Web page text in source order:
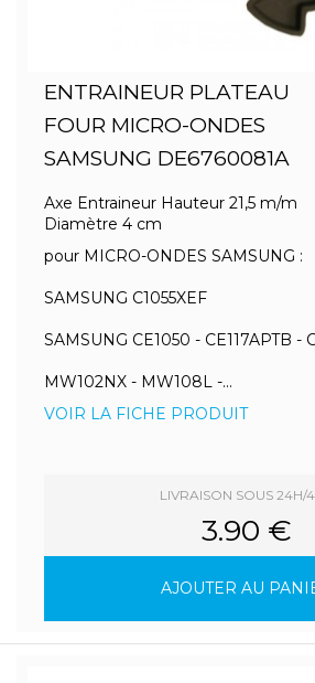
ENTRAINEUR PLATEAU
FOUR MICRO-ONDES
SAMSUNG DE6760081A
Axe Entraineur Hauteur 21,5 m/m
Diamètre 4 cm
pour MICRO-ONDES SAMSUNG :
SAMSUNG C1055XEF
SAMSUNG CE1050 - CE117APTB -
MW102NX - MW108L -...
VOIR LA FICHE PRODUIT
LIVRAISON SOUS 24H/
3.90 €
AJOUTER AU